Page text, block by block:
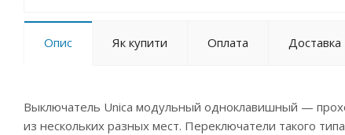
Опис Як купити Оплата Доставка
Выключатель Unica модульный одноклавишный —
из нескольких разных мест. Переключатели такого